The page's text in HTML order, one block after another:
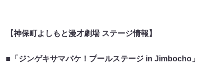
【神保町よしもと漫才劇場 ステージ情報】
■「ジンゲキサマバケ！プールステージ in Jimbocho」